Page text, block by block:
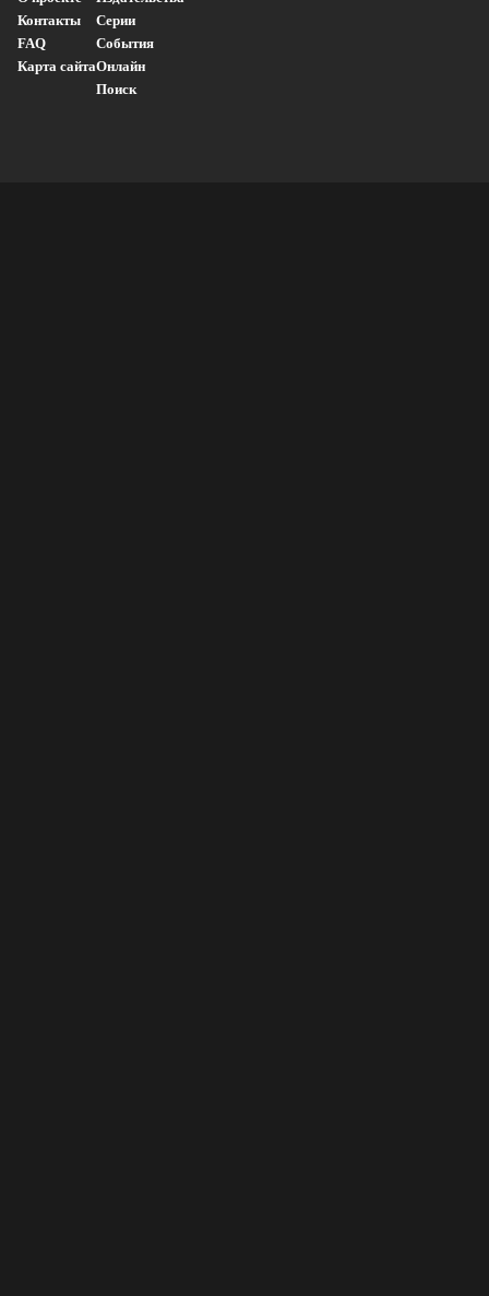
Контакты
FAQ
Карта сайта
Серии
События
Онлайн
Поиск